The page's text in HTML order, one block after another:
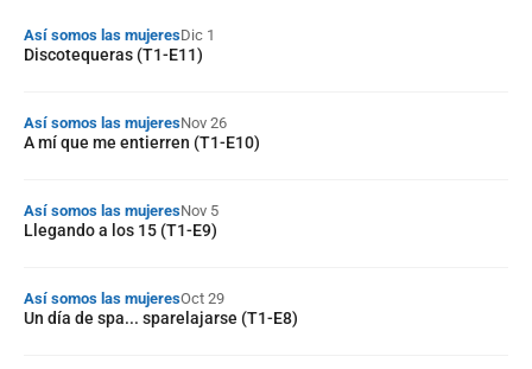
Así somos las mujeresDic 1
Discotequeras (T1-E11)
Así somos las mujeresNov 26
A mí que me entierren (T1-E10)
Así somos las mujeresNov 5
Llegando a los 15 (T1-E9)
Así somos las mujeresOct 29
Un día de spa... sparelajarse (T1-E8)